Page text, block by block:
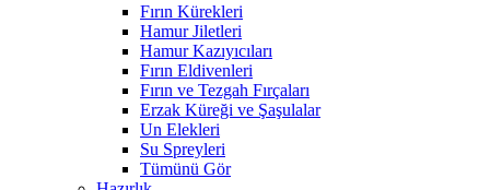
Fırın Kürekleri
Hamur Jiletleri
Hamur Kazıyıcıları
Fırın Eldivenleri
Fırın ve Tezgah Fırçaları
Erzak Küreği ve Şaşulalar
Un Elekleri
Su Spreyleri
Tümünü Gör